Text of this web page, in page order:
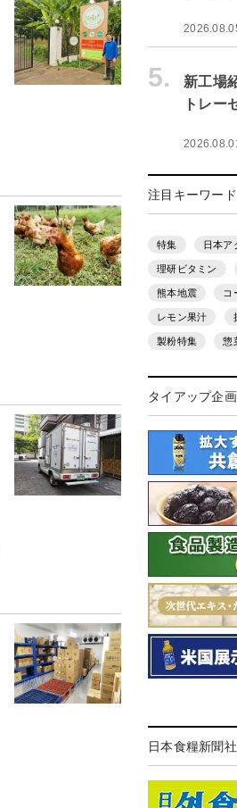
5.
新工場
トレー
注目キーワード
特集 日本ア
理研ビタミン
熊本地震 コ
レモン果汁
製粉特集 惣
タイアップ企
日本食糧新聞